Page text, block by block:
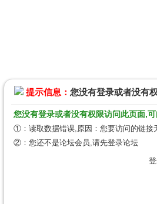
提示信息： 您没有登录或者没有
您没有登录或者没有权限访问此页面,
①：读取数据错误,原因：您要访问的链接
②：您还不是论坛会员,请先登录论坛